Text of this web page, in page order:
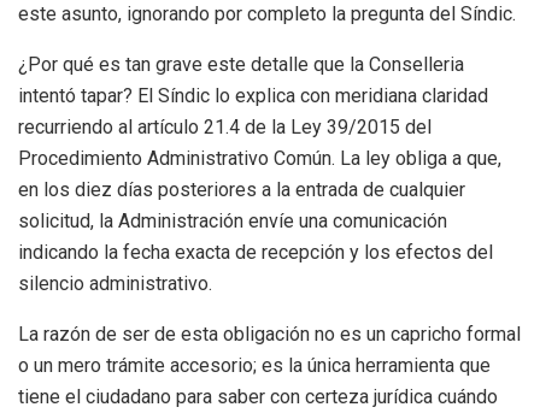
este asunto, ignorando por completo la pregunta del Síndic.
¿Por qué es tan grave este detalle que la Conselleria
intentó tapar? El Síndic lo explica con meridiana claridad
recurriendo al artículo 21.4 de la Ley 39/2015 del
Procedimiento Administrativo Común. La ley obliga a que,
en los diez días posteriores a la entrada de cualquier
solicitud, la Administración envíe una comunicación
indicando la fecha exacta de recepción y los efectos del
silencio administrativo.
La razón de ser de esta obligación no es un capricho formal
o un mero trámite accesorio; es la única herramienta que
tiene el ciudadano para saber con certeza jurídica cuándo